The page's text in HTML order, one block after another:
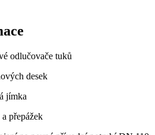
odlučovače tuků
desek
jímka
přepážek